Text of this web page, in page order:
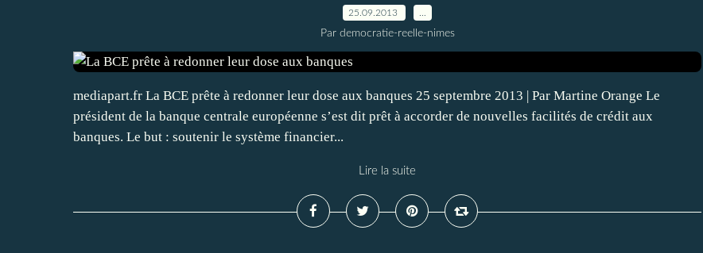
25.09.2013
Par democratie-reelle-nimes
mediapart.fr La BCE prête à redonner leur dose aux banques 25 septembre 2013 | Par Martine Orange Le
président de la banque centrale européenne s’est dit prêt à accorder de nouvelles facilités de crédit aux
banques. Le but : soutenir le système financier...
Lire la suite